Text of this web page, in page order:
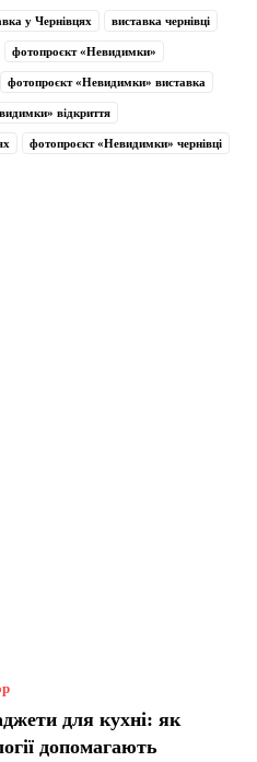
для кухні: як
допомагають
у Чернівцях виставка чернівці
фотопроєкт «Невидимки»
фотопроєкт «Невидимки» виставка
відкриття
фотопроєкт «Невидимки» чернівці